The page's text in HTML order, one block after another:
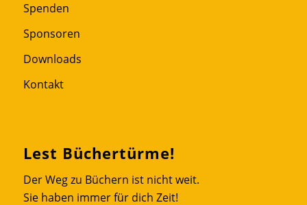
Spenden
Sponsoren
Downloads
Kontakt
Lest Büchertürme!
Der Weg zu Büchern ist nicht weit.
Sie haben immer für dich Zeit!